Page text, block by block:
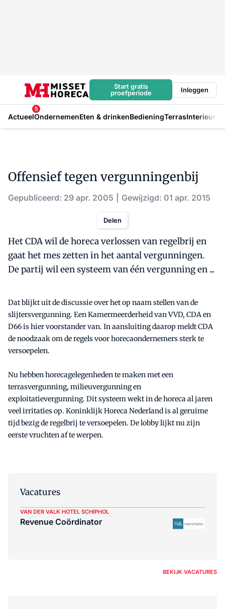
Start gratis
proefperiode
Inloggen
Actueel
5
OndernemenEten & drinkenBedieningTerrasInterieur
Offensief tegen vergunningenbij
Gepubliceerd: 29 apr. 2005 Gewijzigd: 01 apr. 2015
Delen
Het CDA wil de horeca verlossen van regelbrij en
gaat het mes zetten in het aantal vergunningen.
De partij wil een systeem van één vergunning en ...
Dat blijkt uit de discussie over het op naam stellen van de
slijtersvergunning. Een Kamermeerderheid van VVD, CDA en
D66 is hier voorstander van. In aansluiting daarop meldt CDA
de noodzaak om de regels voor horecaondernemers sterk te
versoepelen.
Nu hebben horecagelegenheden te maken met een
terrasvergunning, milieuvergunning en
exploitatievergunning. Dit systeem wekt in de horeca al jaren
veel irritaties op. Koninklijk Horeca Nederland is al geruime
tijd bezig de regelbrij te versoepelen. De lobby lijkt nu zijn
eerste vruchten af te werpen.
Vacatures
VAN DER VALK HOTEL SCHIPHOL
Revenue Coördinator
BEKIJK VACATURES